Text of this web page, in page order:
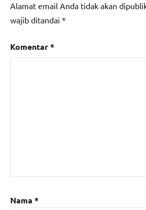
Alamat email Anda tidak akan
wajib ditandai *
Komentar*
Nama *